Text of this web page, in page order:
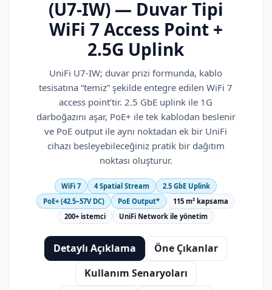
(U7-IW) — Duvar Tipi
WiFi 7 Access Point +
2.5G Uplink
UniFi U7-IW; duvar prizi formunda, kablo
tesisatına “temiz” şekilde entegre edilen WiFi 7
access point’tir. 2.5 GbE uplink ile 1G
darboğazını aşar, PoE+ ile tek kablodan beslenir
ve PoE output ile aynı noktadan ek bir UniFi
cihazı besleyebileceğiniz pratik bir dağıtım
noktası oluşturur.
WiFi 7 4 Spatial Stream
2.5 GbE Uplink
PoE+ (42.5–57V DC)
PoE Output*
115 m² kapsama
200+ istemci
UniFi Network ile yönetim
Detaylı Açıklama
Öne Çıkanlar
Kullanım Senaryoları